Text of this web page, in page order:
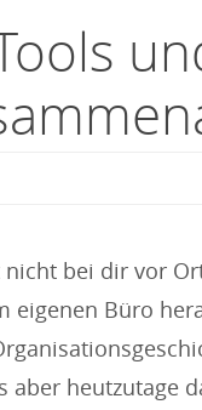
nicht bei dir vor
eigenen Büro
aber heutzutage